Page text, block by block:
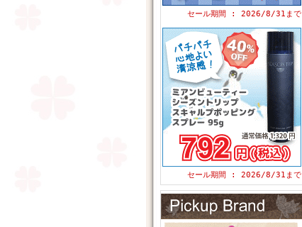
セール期間 : 2026/8/31まで
セール期間 : 2026/8/31まで